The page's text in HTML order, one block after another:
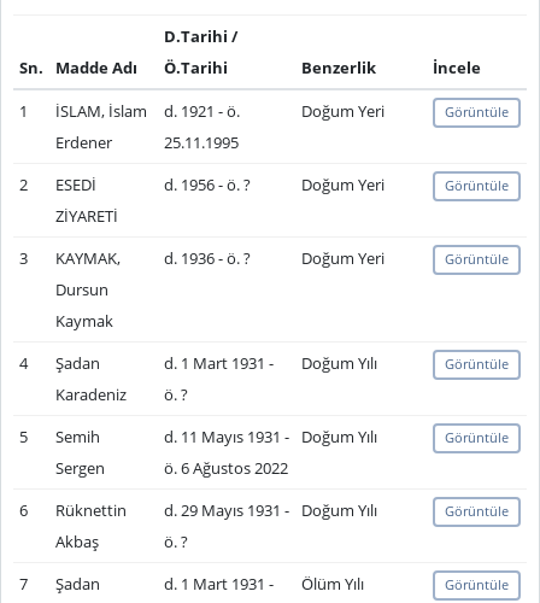
Sn. Madde Adı
D.Tarihi /
Ö.Tarihi
Benzerlik
İncele
1
İSLAM, İslam
Erdener
d. 1921 - ö.
25.11.1995
Doğum Yeri Görüntüle
2
ESEDİ
ZİYARETİ
d. 1956 - ö. ? Doğum Yeri Görüntüle
3
KAYMAK,
Dursun
Kaymak
d. 1936 - ö. ? Doğum Yeri Görüntüle
4
Şadan
Karadeniz
d. 1 Mart 1931 -
ö. ?
Doğum Yılı Görüntüle
5
Semih
Sergen
d. 11 Mayıs 1931 -
ö. 6 Ağustos 2022
Doğum Yılı Görüntüle
6
Rüknettin
Akbaş
d. 29 Mayıs 1931 -
ö. ?
Doğum Yılı Görüntüle
7
Şadan
d. 1 Mart 1931 -
Ölüm Yılı Görüntüle